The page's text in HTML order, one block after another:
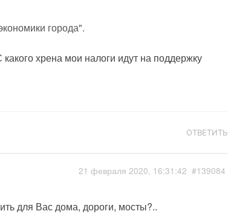
города".
хрена мои налоги идут на поддержку
ОТВЕТИТЬ
21 февраля 2020, 16:31:42 #139084
для Вас дома, дороги, мосты?..